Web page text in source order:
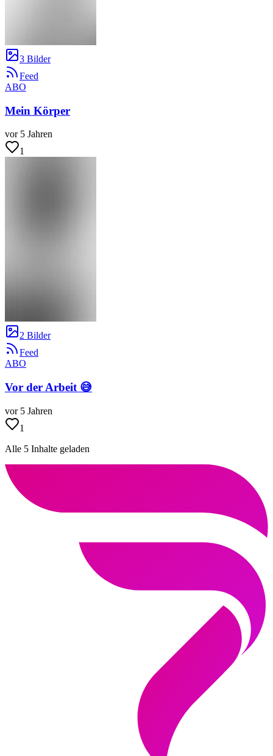
3 Bilder
Feed
ABO
Mein Körper
vor 5 Jahren
1
2 Bilder
Feed
ABO
Vor der Arbeit 😅
vor 5 Jahren
1
Alle 5 Inhalte geladen